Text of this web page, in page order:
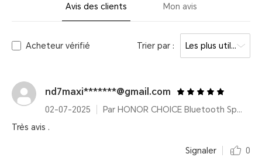
Avis des clients Mon avis
Acheteur vérifié Trier par : Les plus utiles
nd7maxi*******@gmail.com
02-07-2025
Par HONOR CHOICE Bluetooth Speaker
Très avis .
Signaler 0